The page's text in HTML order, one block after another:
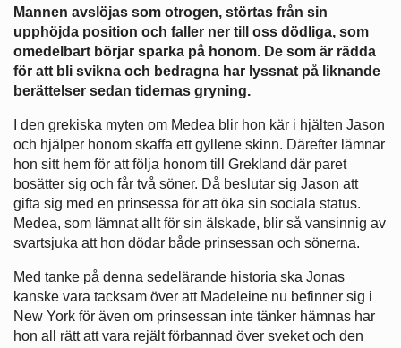
Mannen avslöjas som otrogen, störtas från sin
upphöjda position och faller ner till oss dödliga, som
omedelbart börjar sparka på honom. De som är rädda
för att bli svikna och bedragna har lyssnat på liknande
berättelser sedan tidernas gryning.
I den grekiska myten om Medea blir hon kär i hjälten Jason
och hjälper honom skaffa ett gyllene skinn. Därefter lämnar
hon sitt hem för att följa honom till Grekland där paret
bosätter sig och får två söner. Då beslutar sig Jason att
gifta sig med en prinsessa för att öka sin sociala status.
Medea, som lämnat allt för sin älskade, blir så vansinnig av
svartsjuka att hon dödar både prinsessan och sönerna.
Med tanke på denna sedelärande historia ska Jonas
kanske vara tacksam över att Madeleine nu befinner sig i
New York för även om prinsessan inte tänker hämnas har
hon all rätt att vara rejält förbannad över sveket och den